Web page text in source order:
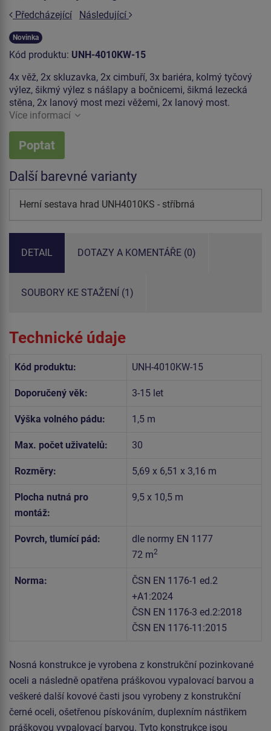
Předcházející
Následující
Novinka
Kód produktu: UNH-4010KW-15
4x věž, 2x skluzavka, 2x cimbuří, 3x bariéra, kolmý tyčový
výlez, šikmý výlez s nášlapy a bočnicemi, šikmá lezecká
stěna, 2x lanový most mezi věžemi, 2x lanový most.
Více informací
Poptat
Další barevné varianty
Herní sestava hrad UNH4010KS - stříbrná
DETAIL DOTAZY A KOMENTÁŘE (0)
SOUBORY KE STAŽENÍ (1)
Technické údaje
Kód produktu: UNH-4010KW-15
Doporučený věk: 3-15 let
Výška volného pádu: 1,5 m
Max. počet uživatelů: 30
Rozměry: 5,69 x 6,51 x 3,16 m
Plocha nutná pro
montáž:
9,5 x 10,5 m
Povrch, tlumící pád:
dle normy EN 1177
72 m2
Norma:
ČSN EN 1176-1 ed.2
+A1:2024
ČSN EN 1176-3 ed.2:2018
ČSN EN 1176-11:2015
Nosná konstrukce je vyrobena z konstrukční pozinkované
oceli a následně opatřena práškovou vypalovací barvou a
veškeré další kovové časti jsou vyrobeny z konstrukční
černé oceli, ošetřenou pískováním, duplexním nástřikem
práškovou vypalovací barvou. Tyto konstrukce jsou